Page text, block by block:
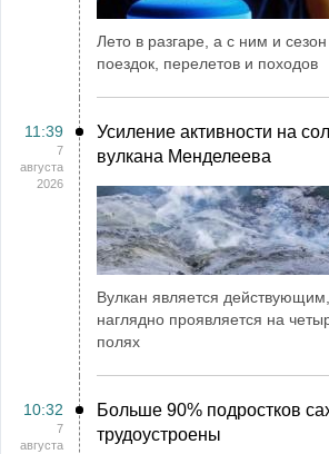
Лето в разгаре, а с ним и
поездок, перелетов и походов
11:39
7
августа
2026
Усиление активности на
вулкана Менделеева
Вулкан является действующим,
наглядно проявляется на
полях
10:32
7
августа
Больше 90% подростков
трудоустроены